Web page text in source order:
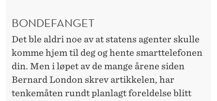
BONDEFANGET
Det ble aldri noe av at statens agenter skulle
komme hjem til deg og hente smarttelefonen
din. Men i løpet av de mange årene siden
Bernard London skrev artikkelen, har
tenkemåten rundt planlagt foreldelse blitt